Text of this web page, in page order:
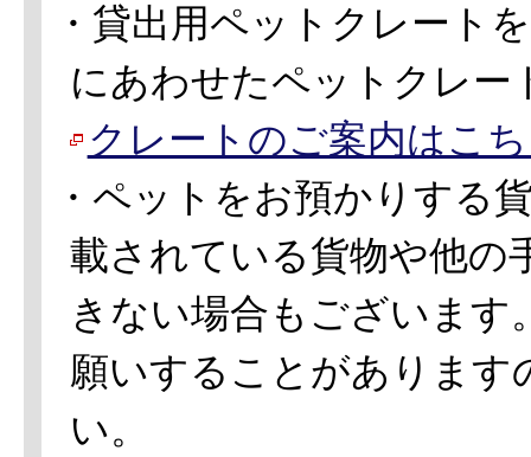
・貸出用ペットクレート
にあわせたペットクレ
クレートのご案内はこ
・ペットをお預かりする
載されている貨物や他の
きない場合もございます
願いすることがあります
い。